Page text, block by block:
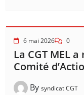
6 mai 2026 0
La CGT MEL
Comité
By syndicat CGT